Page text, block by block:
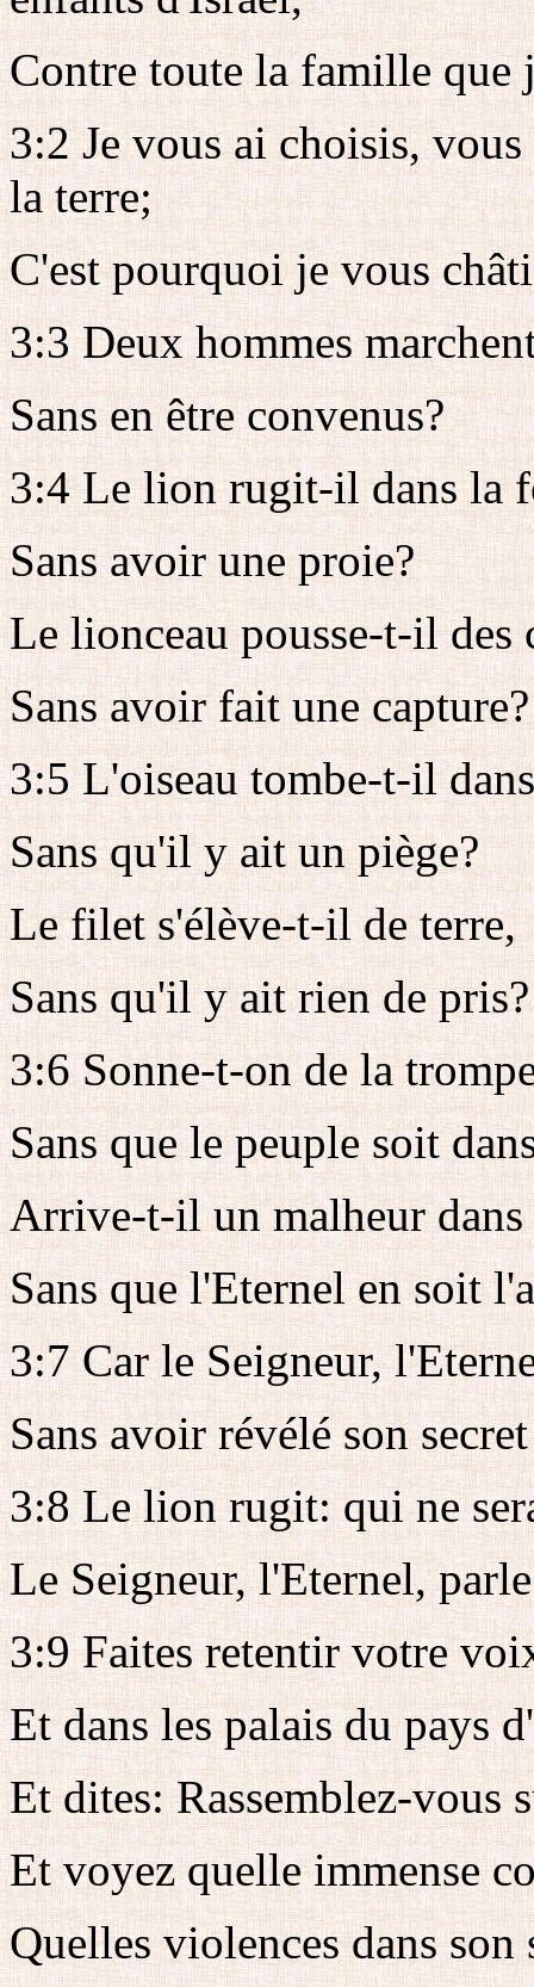
Contre toute la famille
3:2 Je vous ai choisis,
la terre;
C'est pourquoi je vous
3:3 Deux hommes
Sans en être convenus?
3:4 Le lion rugit-il dans la
Sans avoir une proie?
Le lionceau pousse-t-il des
Sans avoir fait une capture?
3:5 L'oiseau tombe-t-il
Sans qu'il y ait un piège?
Le filet s'élève-t-il de terre,
Sans qu'il y ait rien de pris?
3:6 Sonne-t-on de la
Sans que le peuple soit
Arrive-t-il un malheur
Sans que l'Eternel en soit
3:7 Car le Seigneur,
Sans avoir révélé son
3:8 Le lion rugit: qui ne
Le Seigneur, l'Eternel,
3:9 Faites retentir votre
Et dans les palais du pays
Et dites: Rassemblez-vous
Et voyez quelle immense
Quelles violences dans son